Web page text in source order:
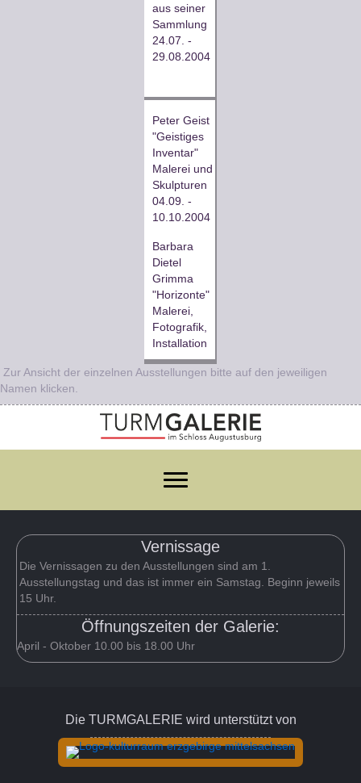
aus seiner
Sammlung
24.07. -
29.08.2004
Peter Geist
"Geistiges
Inventar"
Malerei und
Skulpturen
04.09. -
10.10.2004
Barbara
Dietel
Grimma
"Horizonte"
Malerei,
Fotografik,
Installation
Zur Ansicht der einzelnen Ausstellungen bitte auf den jeweiligen
Namen klicken.
Vernissage
Die Vernissagen zu den Ausstellungen sind am 1.
Ausstellungstag und das ist immer ein Samstag. Beginn jeweils
15 Uhr.
Öffnungszeiten der Galerie:
April - Oktober 10.00 bis 18.00 Uhr
Die TURMGALERIE wird unterstützt von